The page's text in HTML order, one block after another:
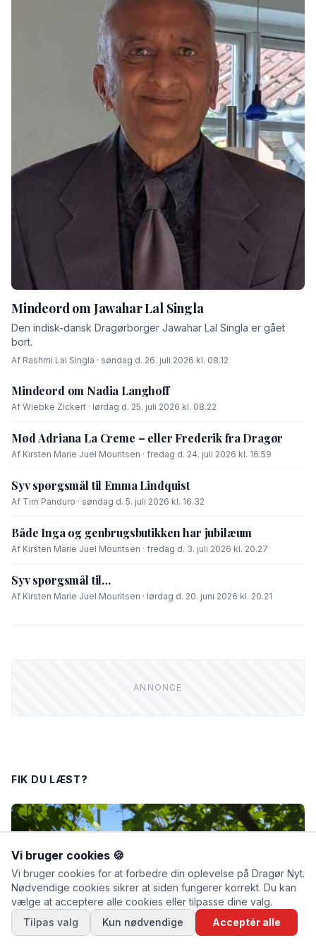
Mindeord om Jawahar Lal Singla
Den indisk-dansk Dragørborger Jawahar Lal Singla er gået
bort.
Af Rashmi Lal Singla · søndag d. 26. juli 2026 kl. 08.12
Mindeord om Nadia Langhoff
Af Wiebke Zickert · lørdag d. 25. juli 2026 kl. 08.22
Mød Adriana La Creme – eller Frederik fra Dragør
Af Kirsten Marie Juel Mouritsen · fredag d. 24. juli 2026 kl. 16.59
Syv spørgsmål til Emma Lindquist
Af Tim Panduro · søndag d. 5. juli 2026 kl. 16.32
Både Inga og genbrugsbutikken har jubilæum
Af Kirsten Marie Juel Mouritsen · fredag d. 3. juli 2026 kl. 20.27
Syv spørgsmål til…
Af Kirsten Marie Juel Mouritsen · lørdag d. 20. juni 2026 kl. 20.21
FIK DU LÆST?
Vi bruger cookies 🍪
Vi bruger cookies for at forbedre din oplevelse på Dragør Nyt.
Nødvendige cookies sikrer at siden fungerer korrekt. Du kan
vælge at acceptere alle cookies eller tilpasse dine valg.
Tilpas valg
Kun nødvendige Acceptér alle